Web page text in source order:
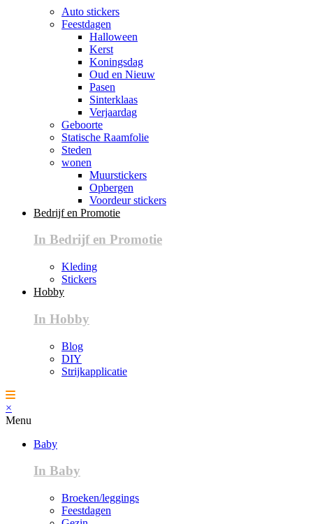
Auto stickers
Feestdagen
Halloween
Kerst
Koningsdag
Oud en Nieuw
Pasen
Sinterklaas
Verjaardag
Geboorte
Statische Raamfolie
Steden
wonen
Muurstickers
Opbergen
Voordeur stickers
Bedrijf en Promotie
In Bedrijf en Promotie
Kleding
Stickers
Hobby
In Hobby
Blog
DIY
Strijkapplicatie
×
Menu
Baby
In Baby
Broeken/leggings
Feestdagen